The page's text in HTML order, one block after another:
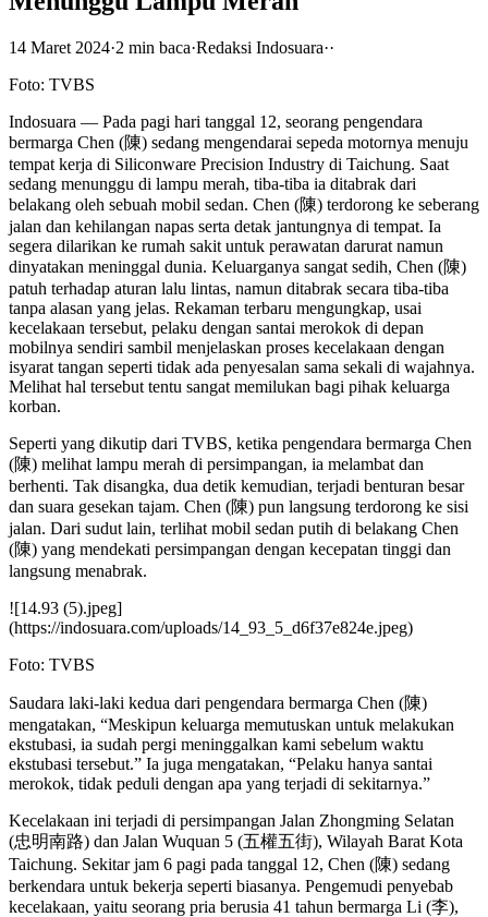
14 Maret 2024·2 min baca·Redaksi Indosuara··
Foto: TVBS
Indosuara — Pada pagi hari tanggal 12, seorang pengendara
bermarga Chen (陳) sedang mengendarai sepeda motornya menuju
tempat kerja di Siliconware Precision Industry di Taichung. Saat
sedang menunggu di lampu merah, tiba-tiba ia ditabrak dari
belakang oleh sebuah mobil sedan. Chen (陳) terdorong ke seberang
jalan dan kehilangan napas serta detak jantungnya di tempat. Ia
segera dilarikan ke rumah sakit untuk perawatan darurat namun
dinyatakan meninggal dunia. Keluarganya sangat sedih, Chen (陳)
patuh terhadap aturan lalu lintas, namun ditabrak secara tiba-tiba
tanpa alasan yang jelas. Rekaman terbaru mengungkap, usai
kecelakaan tersebut, pelaku dengan santai merokok di depan
mobilnya sendiri sambil menjelaskan proses kecelakaan dengan
isyarat tangan seperti tidak ada penyesalan sama sekali di wajahnya.
Melihat hal tersebut tentu sangat memilukan bagi pihak keluarga
korban.
Seperti yang dikutip dari TVBS, ketika pengendara bermarga Chen
(陳) melihat lampu merah di persimpangan, ia melambat dan
berhenti. Tak disangka, dua detik kemudian, terjadi benturan besar
dan suara gesekan tajam. Chen (陳) pun langsung terdorong ke sisi
jalan. Dari sudut lain, terlihat mobil sedan putih di belakang Chen
(陳) yang mendekati persimpangan dengan kecepatan tinggi dan
langsung menabrak.
![14.93 (5).jpeg]
(https://indosuara.com/uploads/14_93_5_d6f37e824e.jpeg)
Foto: TVBS
Saudara laki-laki kedua dari pengendara bermarga Chen (陳)
mengatakan, “Meskipun keluarga memutuskan untuk melakukan
ekstubasi, ia sudah pergi meninggalkan kami sebelum waktu
ekstubasi tersebut.” Ia juga mengatakan, “Pelaku hanya santai
merokok, tidak peduli dengan apa yang terjadi di sekitarnya.”
Kecelakaan ini terjadi di persimpangan Jalan Zhongming Selatan
(忠明南路) dan Jalan Wuquan 5 (五權五街), Wilayah Barat Kota
Taichung. Sekitar jam 6 pagi pada tanggal 12, Chen (陳) sedang
berkendara untuk bekerja seperti biasanya. Pengemudi penyebab
kecelakaan, yaitu seorang pria berusia 41 tahun bermarga Li (李),